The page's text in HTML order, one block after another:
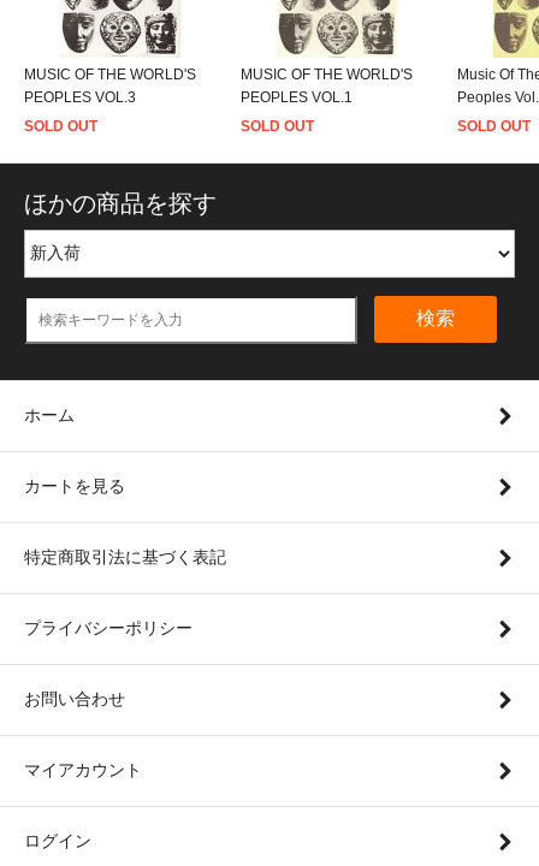
MUSIC OF THE WORLD'S
PEOPLES VOL.3
SOLD OUT
MUSIC OF THE WORLD'S
PEOPLES VOL.1
SOLD OUT
Music Of
Peoples
SOLD OUT
ほかの商品を探す
検索
ホーム
カートを見る
特定商取引法に基づく表記
プライバシーポリシー
お問い合わせ
マイアカウント
ログイン